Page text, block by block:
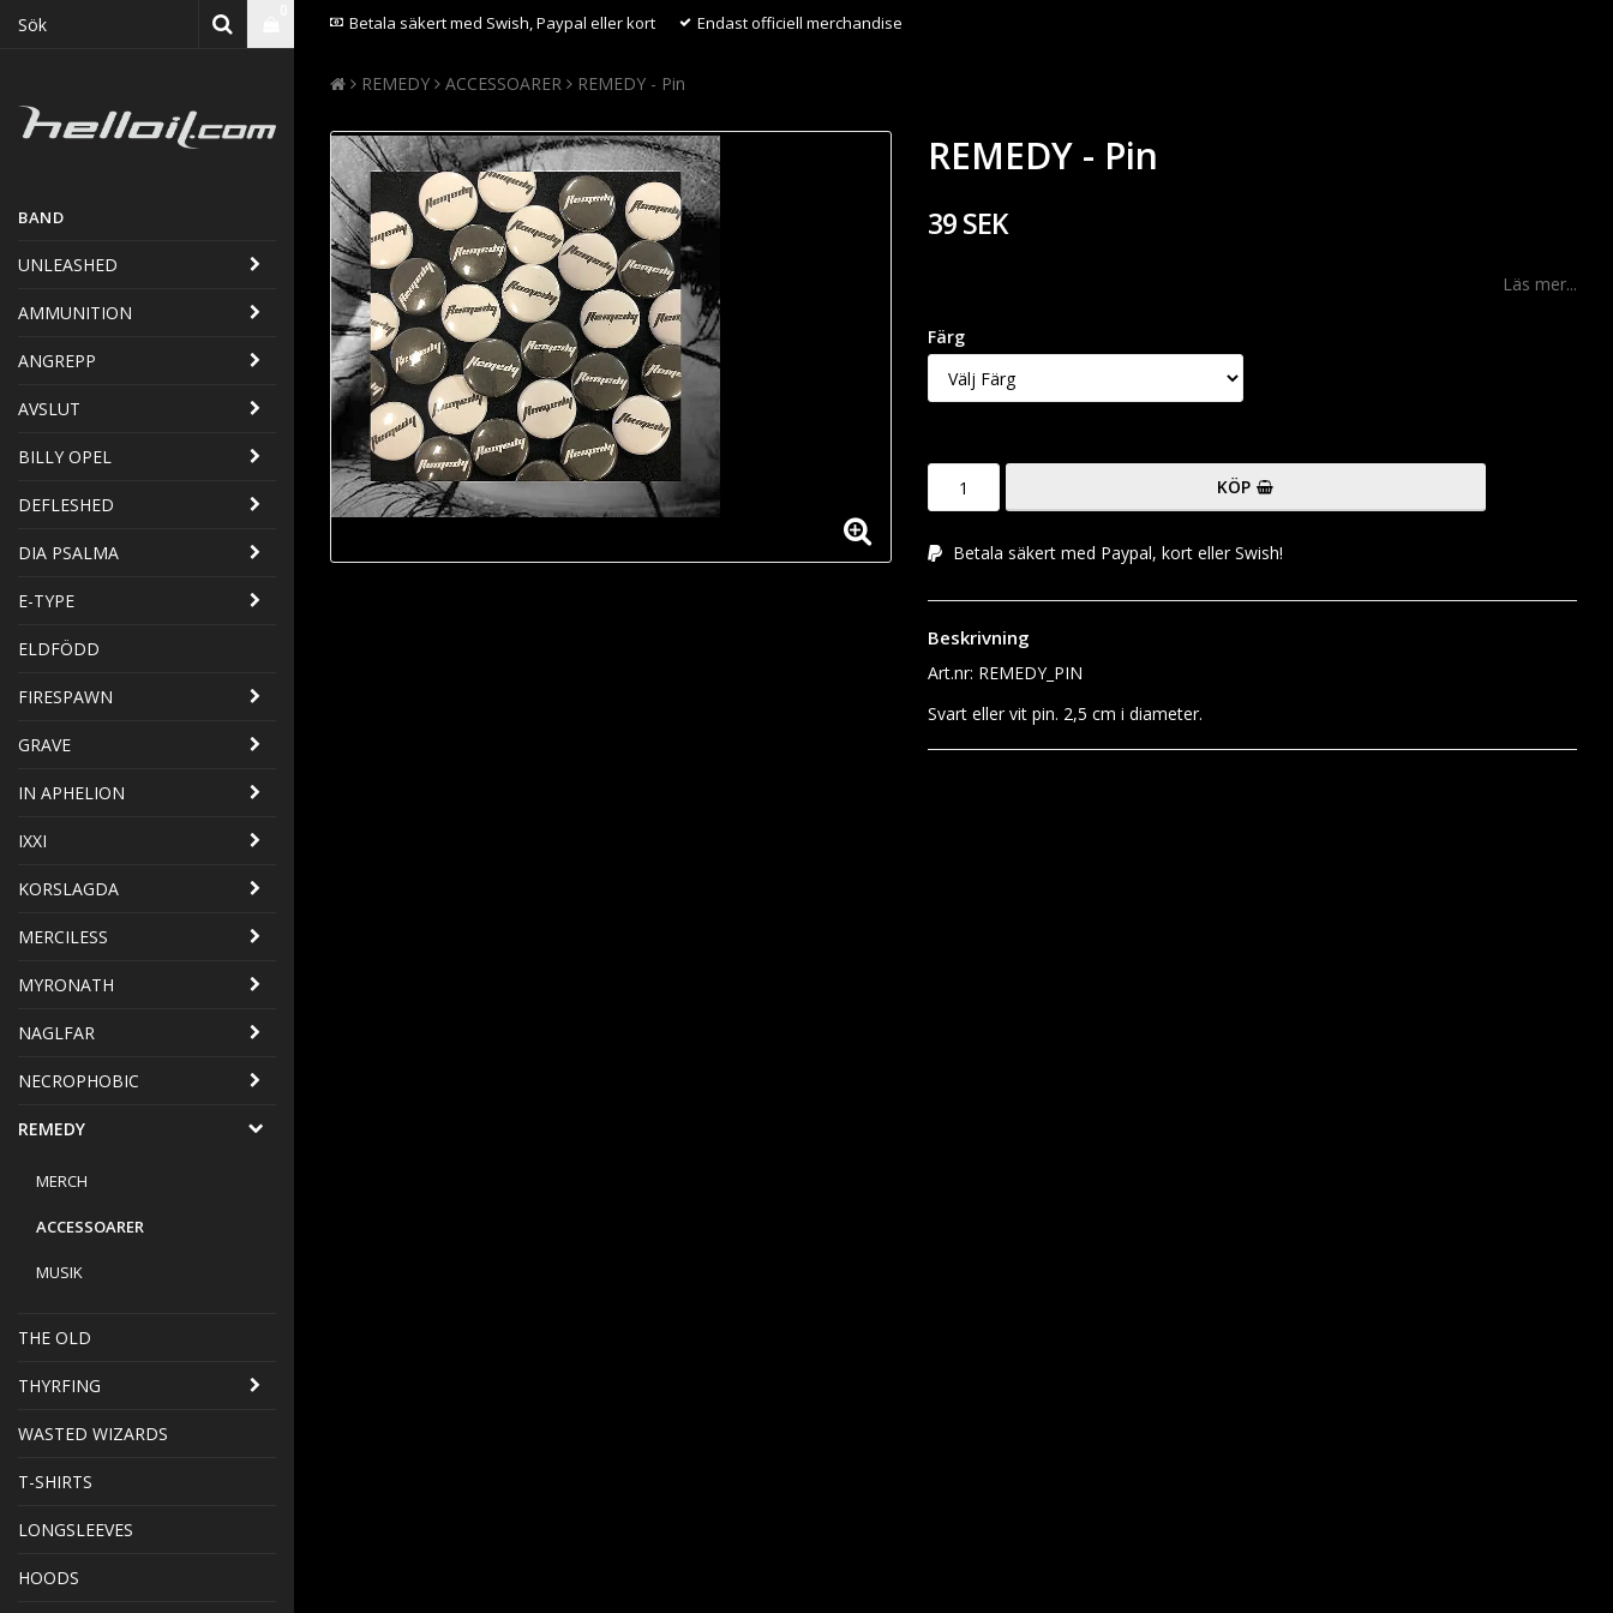
Betala säkert med Swish, Paypal eller kort Endast officiell merchandise
BAND
UNLEASHED
AMMUNITION
ANGREPP
AVSLUT
BILLY OPEL
DEFLESHED
DIA PSALMA
E-TYPE
ELDFÖDD
FIRESPAWN
GRAVE
IN APHELION
IXXI
KORSLAGDA
MERCILESS
MYRONATH
NAGLFAR
NECROPHOBIC
REMEDY
MERCH
ACCESSOARER
MUSIK
THE OLD
THYRFING
WASTED WIZARDS
T-SHIRTS
LONGSLEEVES
HOODS
REMEDY ACCESSOARER REMEDY - Pin
REMEDY - Pin
39 SEK
Läs mer...
Färg
KÖP
Betala säkert med Paypal, kort eller Swish!
Beskrivning
Art.nr: REMEDY_PIN
Svart eller vit pin. 2,5 cm i diameter.